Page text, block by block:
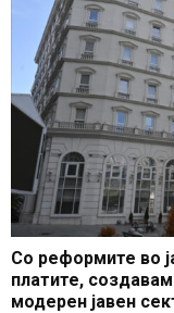
Со реформите во
платите,
модерен јавен